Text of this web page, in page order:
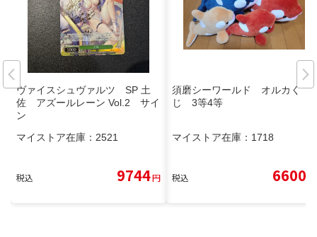
ヴァイスシュヴァルツ SP 土
佐 アズールレーン Vol.2 サイ
ン
マイストア在庫： 2521
税込 9744円
須磨シーワールド オルカく
じ 3等4等
マイストア在庫： 1718
税込 6600